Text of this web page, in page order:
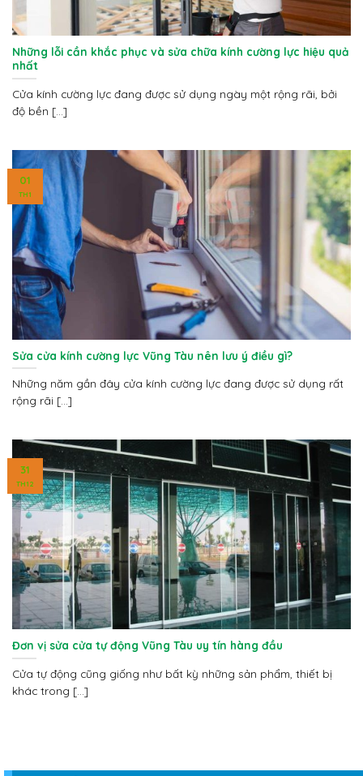
Những lỗi cần khắc phục và sửa chữa kính cường lực hiệu quả
nhất
Cửa kính cường lực đang được sử dụng ngày một rộng rãi, bởi
độ bền [...]
Sửa cửa kính cường lực Vũng Tàu nên lưu ý điều gì?
Những năm gần đây cửa kính cường lực đang được sử dụng rất
rộng rãi [...]
01
TH1
Đơn vị sửa cửa tự động Vũng Tàu uy tín hàng đầu
Cửa tự động cũng giống như bất kỳ những sản phẩm, thiết bị
khác trong [...]
31
TH12